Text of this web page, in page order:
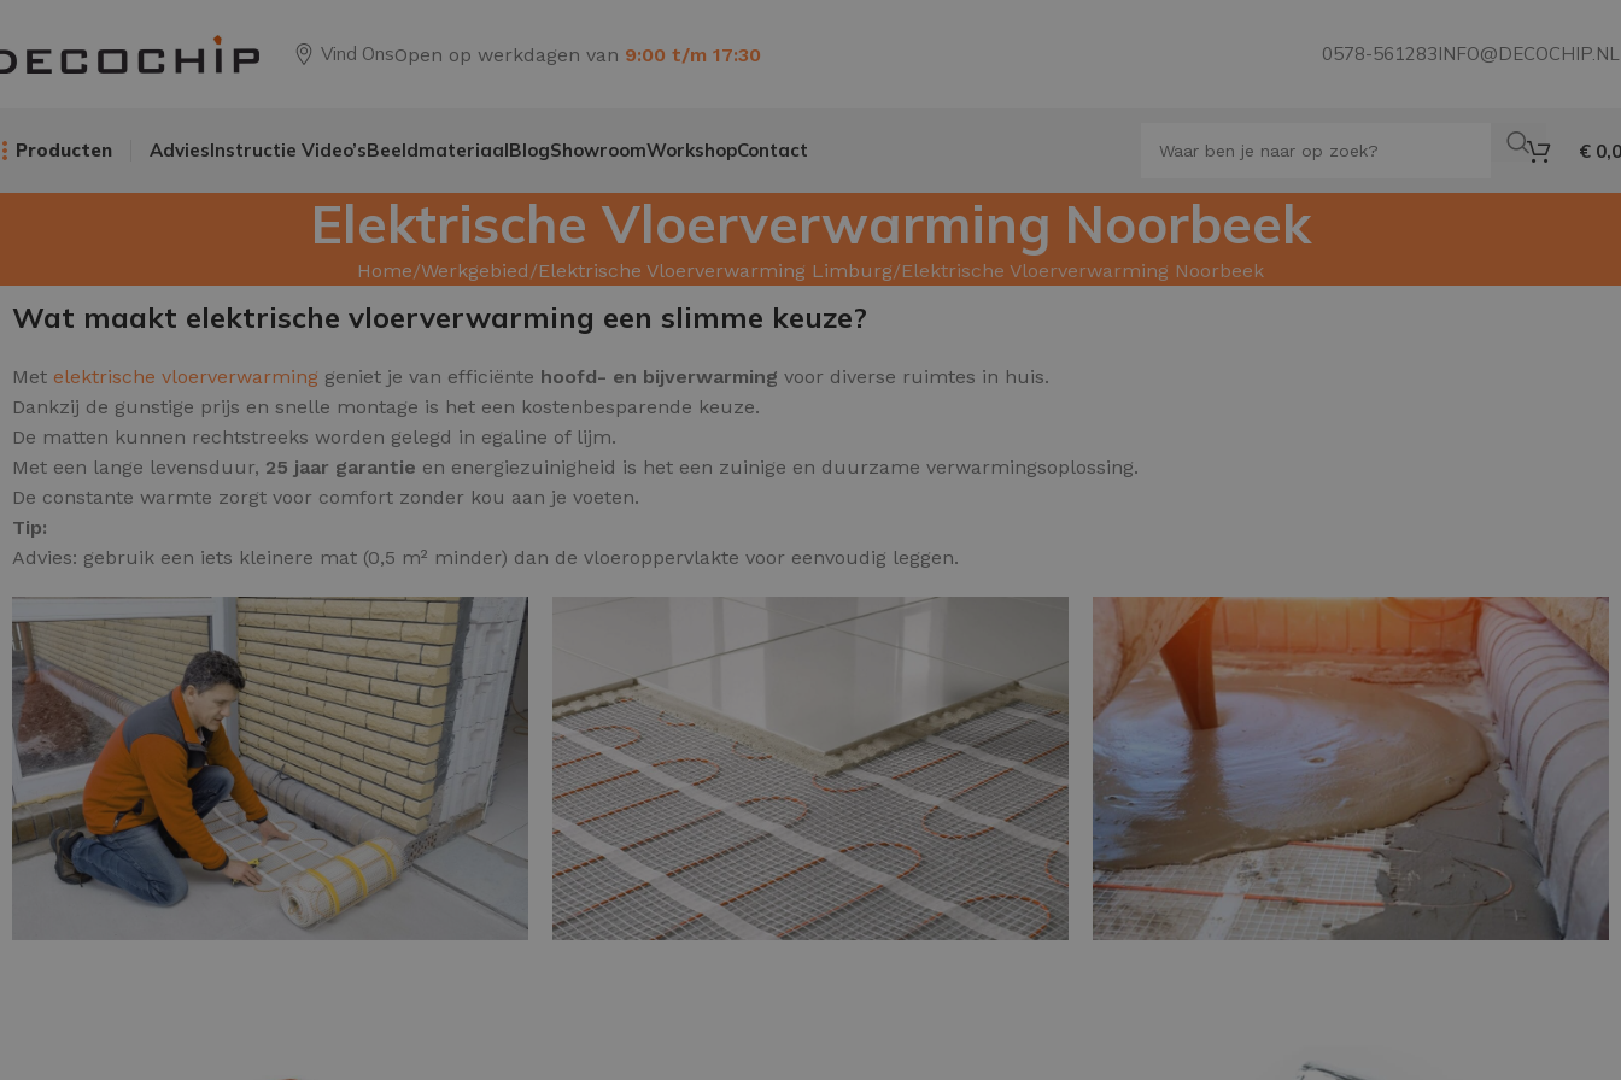
Vind OnsOpen op werkdagen van 9:00 t/m 17:30 0578-561283INFO@DECOCHIP.NL
Producten AdviesInstructie Video’sBeeldmateriaalBlogShowroomWorkshopContact €
Elektrische Vloerverwarming Noorbeek
Home Werkgebied Elektrische Vloerverwarming Limburg Elektrische Vloerverwarming Noorbeek
Wat maakt elektrische vloerverwarming een slimme keuze?
Met elektrische vloerverwarming geniet je van efficiënte hoofd- en bijverwarming voor diverse ruimtes in huis.
Dankzij de gunstige prijs en snelle montage is het een kostenbesparende keuze.
De matten kunnen rechtstreeks worden gelegd in egaline of lijm.
Met een lange levensduur, 25 jaar garantie en energiezuinigheid is het een zuinige en duurzame verwarmingsoplossing.
De constante warmte zorgt voor comfort zonder kou aan je voeten.
Tip:
Advies: gebruik een iets kleinere mat (0,5 m² minder) dan de vloeroppervlakte voor eenvoudig leggen.